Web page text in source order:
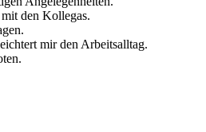
den Kollegas.
mir den Arbeitsalltag.